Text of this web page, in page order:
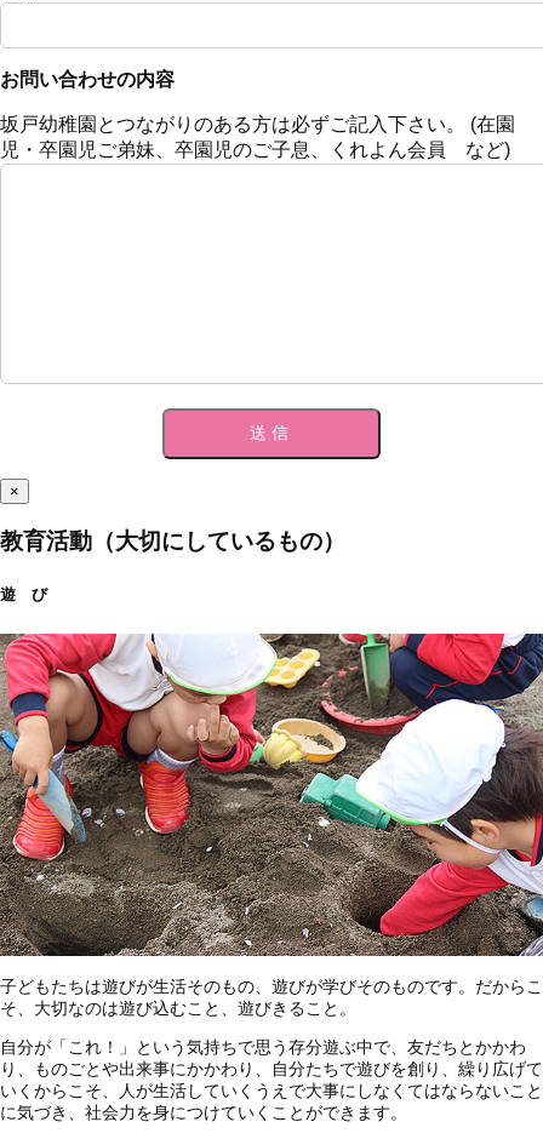
お問い合わせの内容
坂戸幼稚園とつながりのある方は必ずご記入下さい。 (在園
児・卒園児ご弟妹、卒園児のご子息、くれよん会員 など)
×
教育活動（大切にしているもの）
遊 び
子どもたちは遊びが生活そのもの、遊びが学びそのものです。だからこ
そ、大切なのは遊び込むこと、遊びきること。
自分が「これ！」という気持ちで思う存分遊ぶ中で、友だちとかかわ
り、ものごとや出来事にかかわり、自分たちで遊びを創り、繰り広げて
いくからこそ、人が生活していくうえで大事にしなくてはならないこと
に気づき、社会力を身につけていくことができます。